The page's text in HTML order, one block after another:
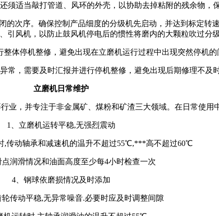
适当敲打管道、风环的外壳，以协助去掉粘附的残余物，保
次序。确保控制产品细度的分级机先启动，并达到标定转
引风机，以防止鼓风机停电后的惯性将磨内的大颗粒吹过分级
停机整修，避免出现在立磨机运行过程中出现突然停机的
，需要及时汇报并进行停机整修，避免出现后期修理不及
立磨机日常维护
，并专注于非金属矿、煤粉和矿渣三大领域。在日常使用
立磨机运转平稳,无强烈震动
动轴承和减速机的温升不超过55℃,***高不超过60℃
滑情况和油面高度至少每4小时检查一次
4、钢球依磨损情况及时添加
动平稳,无异常噪音.必要时应及时调整间隙